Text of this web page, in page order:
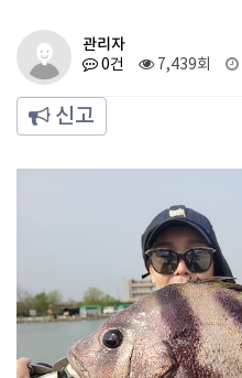
관리자
0건 7,439회
신고